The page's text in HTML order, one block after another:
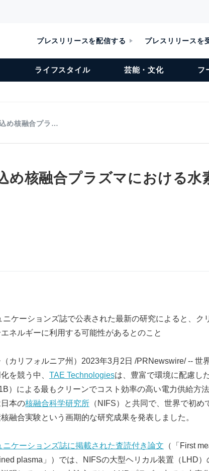
プレスリリースを配信する プレスリリースを
ライフスタイル 芸能・文化 フ
め核融合プラ…
め核融合プラズマにおける水
ニケーションズ誌で公表された最新の研究によると、ク
ネルギーに利用する可能性があるとのこと
カリフォルニア州）2023年3月2日 /PRNewswire/ -- 世
を競う中、 TAE Technologiesは、豊富で環境に配慮し
）による最もクリーンでコスト効率の高い電力供給方
本の核融合科学研究所（NIFS）と共同で、世界で初め
融合実験という画期的な研究成果を発表しました。
ニケーションズ誌に掲載された査読付き論文 （「First
plasma」）では、NIFSの大型ヘリカル装置（LHD